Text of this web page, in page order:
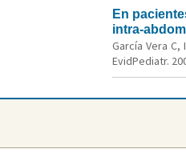
En
intra-
García Vera
EvidPediatr.